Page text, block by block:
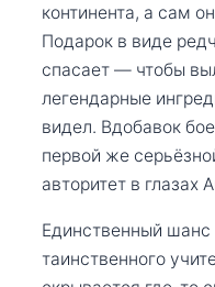
континента, а сам
Подарок в виде
спасает — чтобы
легендарные
видел. Вдобавок
первой же
авторитет в глазах
Единственный
таинственного